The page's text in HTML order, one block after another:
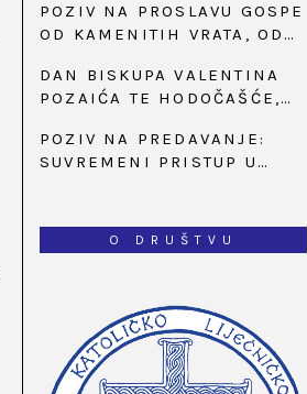
PALMOTIĆEVOJ
POZIV NA PROSLAVU GOSPE
OD KAMENITIH VRATA, OD
DAN BISKUPA VALENTINA
POZAIĆA TE HODOČAŠĆE,
OBLJETNICA OSNIVANJA
HKLD-A, U MARIJI BISTRICI,
POZIV NA PREDAVANJE:
SUVREMENI PRISTUP U
O DRUŠTVU